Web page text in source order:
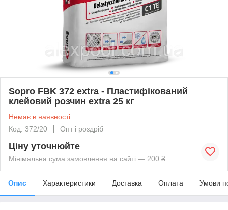
Sopro FBK 372 extra - Пластифікований
клейовий розчин extra 25 кг
Немає в наявності
Код: 372/20
Опт і роздріб
Ціну уточнюйте
Мінімальна сума замовлення на сайті — 200 ₴
Опис Характеристики Доставка Оплата Умови